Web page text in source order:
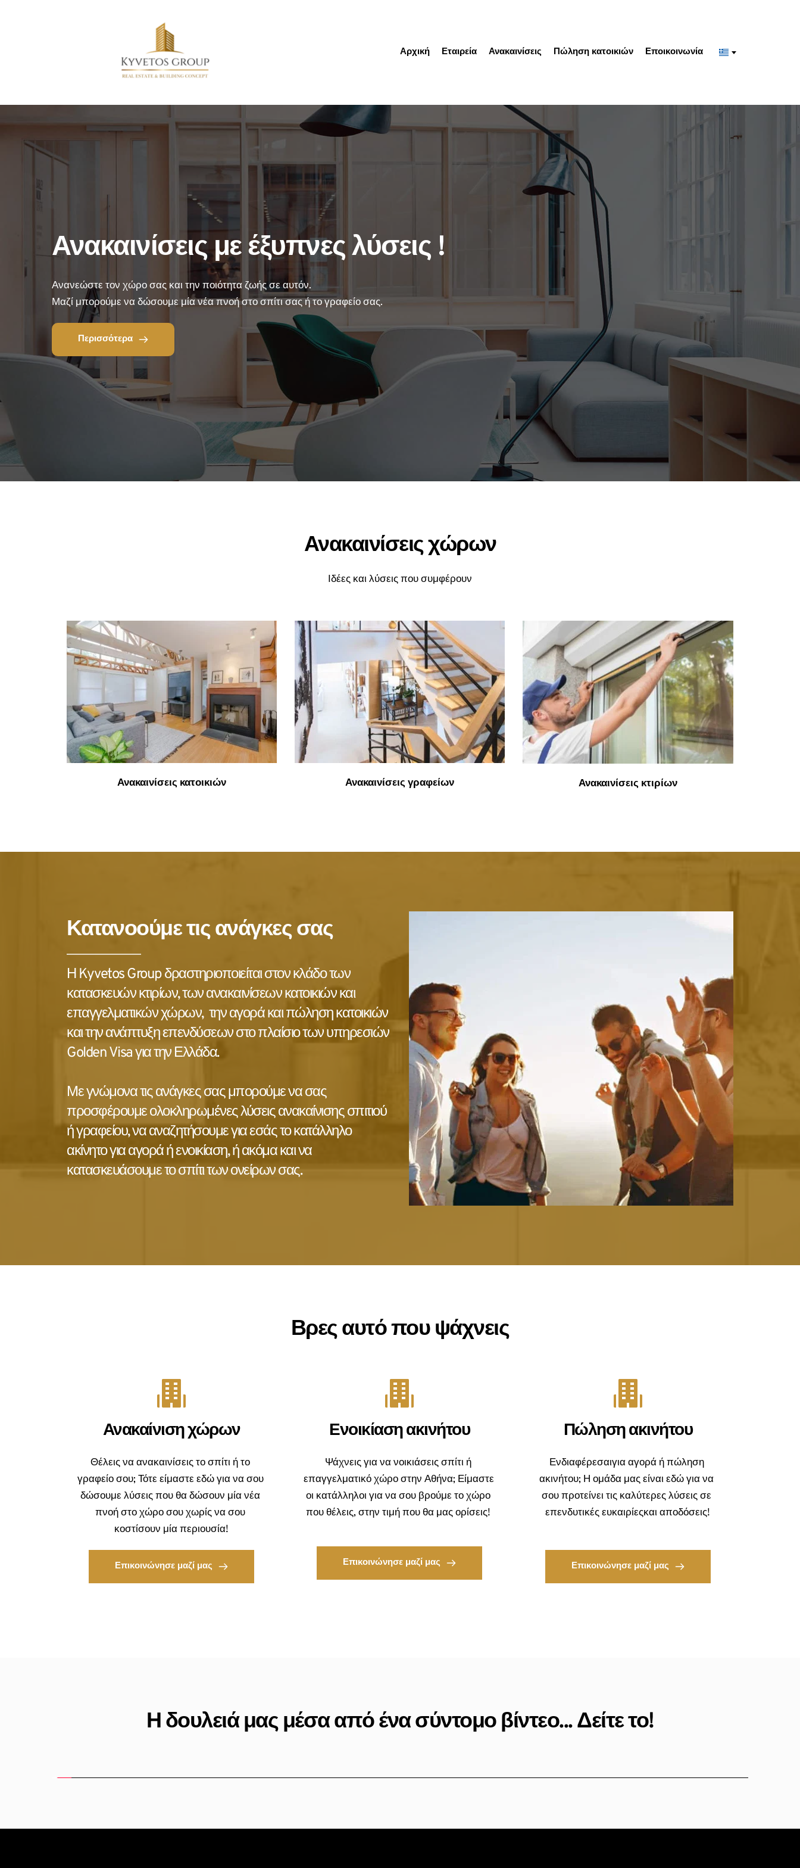
Αρχική Εταιρεία Ανακαινίσεις Πώληση κατοικιών Εποικοινωνία
Ανακαινίσεις με έξυπνες λύσεις !
Ανανεώστε τον χώρο σας και την ποιότητα ζωής σε αυτόν.
Μαζί μπορούμε να δώσουμε μία νέα πνοή στο σπίτι σας ή το γραφείο σας.
Περισσότερα
Ανακαινίσεις χώρων
Ιδέες και λύσεις που συμφέρουν
Ανακαινίσεις κατοικιών Ανακαινίσεις γραφείων Ανακαινίσεις κτιρίων
Κατανοούμε τις ανάγκες σας
Η Kyvetos Group δραστηριοποιείται στον κλάδο των
κατασκευών κτιρίων, των ανακαινίσεων κατοικιών και
επαγγελματικών χώρων,  την αγορά και πώληση κατοικιών
και την ανάπτυξη επενδύσεων στο πλαίσιο των υπηρεσιών
Golden Visa για την Ελλάδα.
Με γνώμονα τις ανάγκες σας μπορούμε να σας
προσφέρουμε ολοκληρωμένες λύσεις ανακαίνισης σπιτιού
ή γραφείου, να αναζητήσουμε για εσάς το κατάλληλο
ακίνητο για αγορά ή ενοικίαση, ή ακόμα και να
κατασκευάσουμε το σπίτι των ονείρων σας.
Βρες αυτό που ψάχνεις
Ανακαίνιση χώρων
Θέλεις να ανακαινίσεις το σπίτι ή το
γραφείο σου; Τότε είμαστε εδώ για να σου
δώσουμε λύσεις που θα δώσουν μία νέα
πνοή στο χώρο σου χωρίς να σου
κοστίσουν μία περιουσία!
Επικοινώνησε μαζί μας
Ενοικίαση ακινήτου
Ψάχνεις για να νοικιάσεις σπίτι ή
επαγγελματικό χώρο στην Αθήνα; Είμαστε
οι κατάλληλοι για να σου βρούμε το χώρο
που θέλεις, στην τιμή που θα μας ορίσεις!
Επικοινώνησε μαζί μας
Πώληση ακινήτου
Ενδιαφέρεσαιγια αγορά ή πώληση
ακινήτου; Η ομάδα μας είναι εδώ για να
σου προτείνει τις καλύτερες λύσεις σε
επενδυτικές ευκαιρίεςκαι αποδόσεις!
Επικοινώνησε μαζί μας
Η δουλειά μας μέσα από ένα σύντομο βίντεο... Δείτε το!